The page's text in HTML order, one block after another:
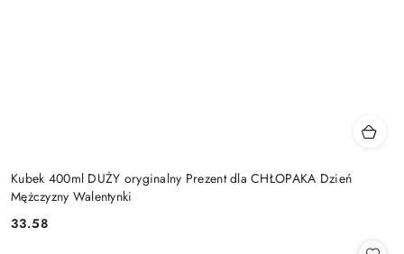
Kubek 400ml DUŻY oryginalny Prezent dla CHŁOPAKA Dzień
Mężczyzny Walentynki
Cena:
33.58